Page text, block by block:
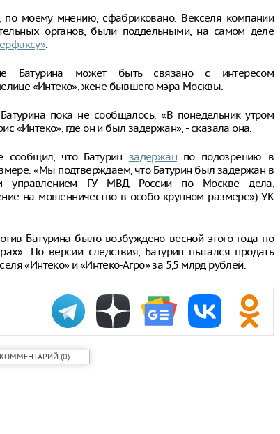
по моему мнению, сфабриковано. Векселя компании
органов, были поддельными, на самом деле
.
Батурина может быть связано с интересом
«Интеко», жене бывшего мэра Москвы.
пока не сообщалось. «В понедельник утром
«Интеко», где он и был задержан», - сказала она.
сообщил, что Батурин задержан по подозрению в
«Мы подтверждаем, что Батурин был задержан в
управлением ГУ МВД России по Москве дела,
на мошенничество в особо крупном размере») УК
Батурина было возбуждено весной этого года по
По версии следствия, Батурин пытался продать
«Интеко» и «Интеко-Агро» за 5,5 млрд рублей.
(0)